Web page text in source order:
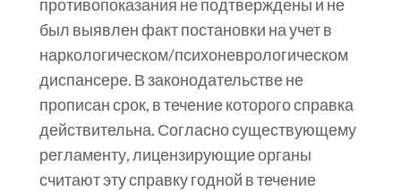
противопоказания не подтверждены и не
был выявлен факт постановки на учет в
наркологическом/психоневрологическом
диспансере. В законодательстве не
прописан срок, в течение которого справка
действительна. Согласно существующему
регламенту, лицензирующие органы
считают эту справку годной в течение